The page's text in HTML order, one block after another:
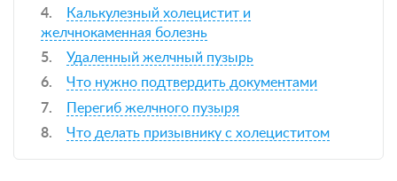
Калькулезный холецистит и
желчнокаменная болезнь
Удаленный желчный пузырь
Что нужно подтвердить документами
Перегиб желчного пузыря
Что делать призывнику с холециститом